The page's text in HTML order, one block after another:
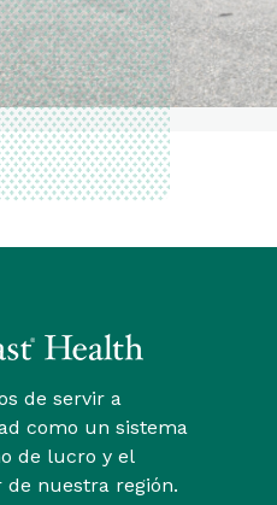
de servir a
como un sistema
de lucro y el
nuestra región.